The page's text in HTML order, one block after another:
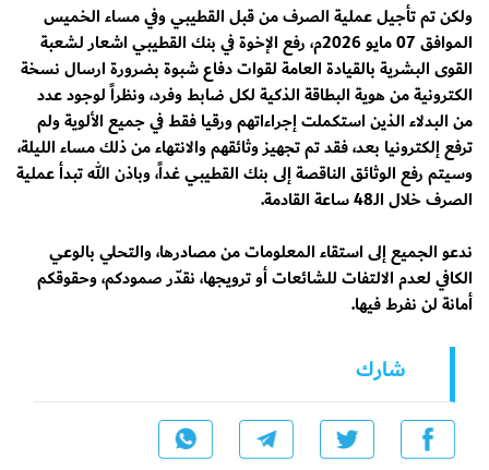
ولكن تم تأجيل عملية الصرف من قبل القطيبي وفي مساء الخميس
الموافق 07 مايو 2026م، رفع الإخوة في بنك القطيبي اشعار لشعبة
القوى البشرية بالقيادة العامة لقوات دفاع شبوة بضرورة ارسال نسخة
الكترونية من هوية البطاقة الذكية لكل ضابط وفرد، ونظراً لوجود عدد
من البدلاء الذين استكملت إجراءاتهم ورقيا فقط في جميع الألوية ولم
ترفع إلكترونيا بعد، فقد تم تجهيز وثائقهم والانتهاء من ذلك مساء الليلة،
وسيتم رفع الوثائق الناقصة إلى بنك القطيبي غداً، وباذن الله تبدأ عملية
الصرف خلال الـ48 ساعة القادمة.
ندعو الجميع إلى استقاء المعلومات من مصادرها، والتحلي بالوعي
الكافي لعدم الالتفات للشائعات أو ترويجها، نقدّر صمودكم، وحقوقكم
أمانة لن نفرط فيها.
شارك